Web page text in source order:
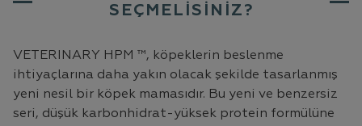
SEÇMELİSİNİZ?
VETERINARY HPM ™, köpeklerin beslenme
ihtiyaçlarına daha yakın olacak şekilde tasarlanmış
yeni nesil bir köpek mamasıdır. Bu yeni ve benzersiz
seri, düşük karbonhidrat-yüksek protein formülüne